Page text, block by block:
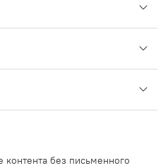
без письменного